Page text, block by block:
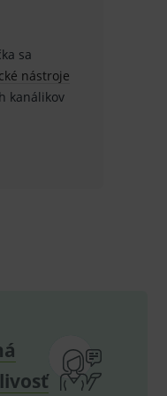
sa
nástroje
kanálikov